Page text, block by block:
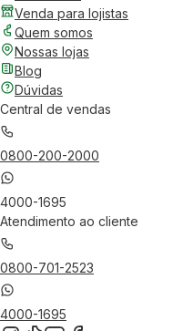
Venda para lojistas
Quem somos
Nossas lojas
Blog
Dúvidas
Central de vendas
0800-200-2000
4000-1695
Atendimento ao cliente
0800-701-2523
4000-1695